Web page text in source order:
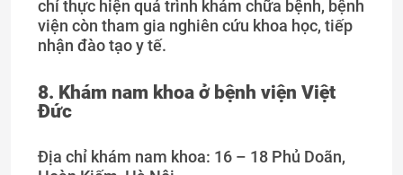
chỉ thực hiện quá trình khám chữa bệnh, bệnh
viện còn tham gia nghiên cứu khoa học, tiếp
nhận đào tạo y tế.
8. Khám nam khoa ở bệnh viện Việt
Đức
Địa chỉ khám nam khoa: 16 – 18 Phủ Doãn,